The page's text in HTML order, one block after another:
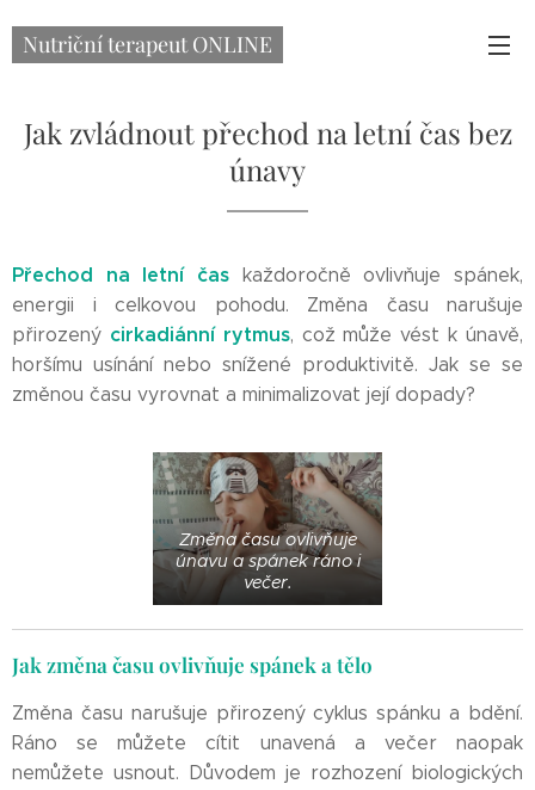
Nutriční terapeut ONLINE
Jak zvládnout přechod na letní čas bez
únavy
Přechod na letní čas každoročně ovlivňuje spánek,
energii i celkovou pohodu. Změna času narušuje
přirozený cirkadiánní rytmus, což může vést k únavě,
horšímu usínání nebo snížené produktivitě. Jak se se
změnou času vyrovnat a minimalizovat její dopady?
Změna času ovlivňuje
únavu a spánek ráno i
večer.
Jak změna času ovlivňuje spánek a tělo
Změna času narušuje přirozený cyklus spánku a bdění.
Ráno se můžete cítit unavená a večer naopak
nemůžete usnout. Důvodem je rozhození biologických